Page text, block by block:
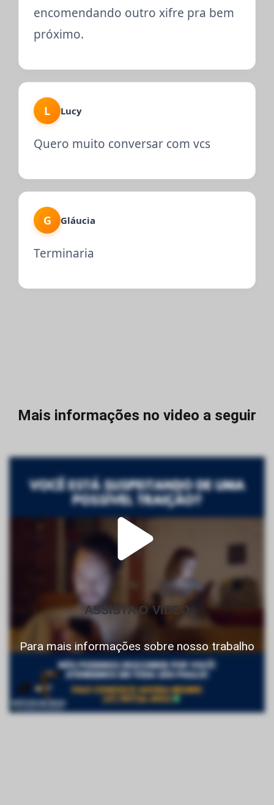
encomendando outro xifre pra bem
próximo.
L Lucy
Quero muito conversar com vcs
G Gláucia
Terminaria
Mais informações no video a seguir
ASSISTA O VIDEO
Para mais informações sobre nosso trabalho